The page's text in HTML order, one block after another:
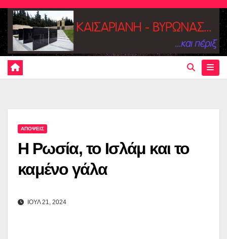
Skip
content
ΑΠΟΨΕΙΣ
Η Ρωσία, το Ισλάμ και το
καμένο γάλα
ΙΟΥΛ 21, 2024